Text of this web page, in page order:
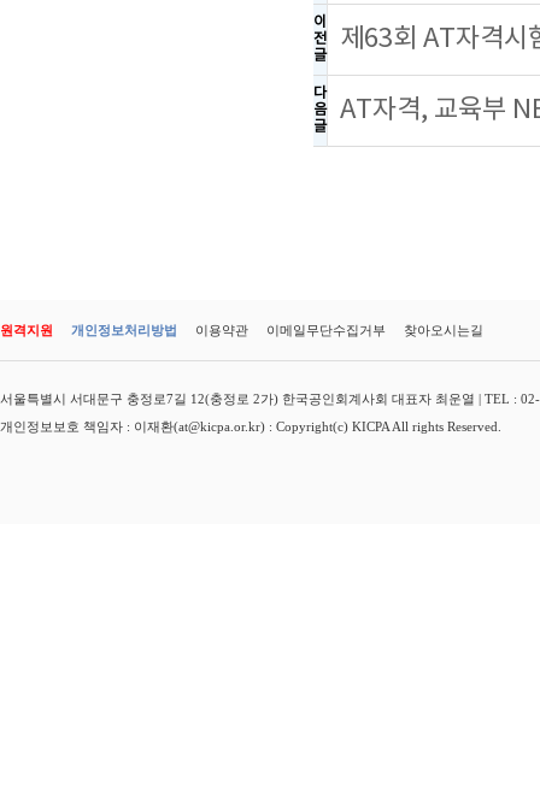
이
전
글
제63회 AT자격시
다
음
글
AT자격, 교육부
원격지원 개인정보처리방법 이용약관 이메일무단수집거부 찾아오시는길
서울특별시 서대문구 충정로7길 12(충정로 2가) 한국공인회계사회 대표자 최운열 | TEL :
개인정보보호 책임자 : 이재환(at@kicpa.or.kr) : Copyright(c) KICPA All rights Reserved.